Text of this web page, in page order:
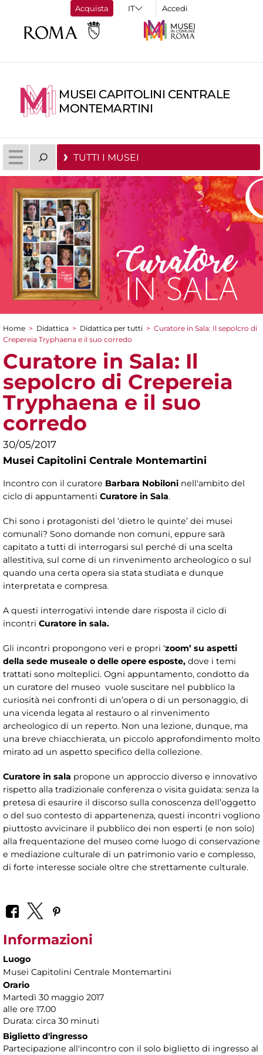
Acquista Accedi
MUSEI CAPITOLINI CENTRALE
MONTEMARTINI
TUTTI I MUSEI
Tu sei qui
Home > Didattica > Didattica per tutti > Curatore in Sala: Il sepolcro di
Crepereia Tryphaena e il suo corredo
Curatore in Sala: Il
sepolcro di Crepereia
Tryphaena e il suo
corredo
30/05/2017
Musei Capitolini Centrale Montemartini
Incontro con il curatore Barbara Nobiloni nell'ambito del
ciclo di appuntamenti Curatore in Sala.
Chi sono i protagonisti del ‘dietro le quinte’ dei musei
comunali? Sono domande non comuni, eppure sarà
capitato a tutti di interrogarsi sul perché di una scelta
allestitiva, sul come di un rinvenimento archeologico o sul
quando una certa opera sia stata studiata e dunque
interpretata e compresa.
A questi interrogativi intende dare risposta il ciclo di
incontri Curatore in sala.
Gli incontri propongono veri e propri ‘zoom’ su aspetti
della sede museale o delle opere esposte, dove i temi
trattati sono molteplici. Ogni appuntamento, condotto da
un curatore del museo vuole suscitare nel pubblico la
curiosità nei confronti di un’opera o di un personaggio, di
una vicenda legata al restauro o al rinvenimento
archeologico di un reperto. Non una lezione, dunque, ma
una breve chiacchierata, un piccolo approfondimento molto
mirato ad un aspetto specifico della collezione.
Curatore in sala propone un approccio diverso e innovativo
rispetto alla tradizionale conferenza o visita guidata: senza la
pretesa di esaurire il discorso sulla conoscenza dell’oggetto
o del suo contesto di appartenenza, questi incontri vogliono
piuttosto avvicinare il pubblico dei non esperti (e non solo)
alla frequentazione del museo come luogo di conservazione
e mediazione culturale di un patrimonio vario e complesso,
di forte interesse sociale oltre che strettamente culturale.
Informazioni
Luogo
Musei Capitolini Centrale Montemartini
Orario
Martedì 30 maggio 2017
alle ore 17.00
Durata: circa 30 minuti
Biglietto d'ingresso
Partecipazione all'incontro con il solo biglietto di ingresso al